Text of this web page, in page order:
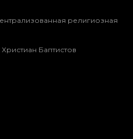
религиозная
Баптистов